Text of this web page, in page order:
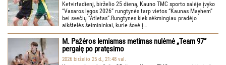
Ketvirtadienį, birželio 25 dieną, Kauno TMC sporto salėje įvyko
“Vasaros lygos 2026” rungtynės tarp vietos “Kaunas Mayhem”
bei svečių “Atletas”.Rungtynes kiek sėkmingiau pradėjo
aikštelės šeimininkai, kurie šovė į…
M. Pažėros lemiamas metimas nulėmė „Team 97“
pergalę po pratęsimo
2026 birželio 25 d., 21:48 val.